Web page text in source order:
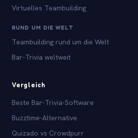
Virtuelles Teambuilding
RUND UM DIE WELT
Teambuilding rund um die Welt
Bar-Trivia weltweit
Vergleich
Beste Bar-Trivia-Software
Buzztime-Alternative
Quizado vs Crowdpurr